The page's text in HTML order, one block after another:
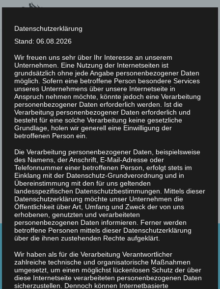
Previous
13. JULI 2024
Datenschutzerklärung
Stand: 06.08.2026
Wir freuen uns sehr über Ihr Interesse an unserem
Unternehmen. Eine Nutzung der Internetseiten ist
grundsätzlich ohne jede Angabe personenbezogener Daten
möglich. Sofern eine betroffene Person besondere Services
unseres Unternehmens über unsere Internetseite in
Anspruch nehmen möchte, könnte jedoch eine Verarbeitung
personenbezogener Daten erforderlich werden. Ist die
Verarbeitung personenbezogener Daten erforderlich und
besteht für eine solche Verarbeitung keine gesetzliche
Grundlage, holen wir generell eine Einwilligung der
betroffenen Person ein.
Die Verarbeitung personenbezogener Daten, beispielsweise
des Namens, der Anschrift, E-Mail-Adresse oder
Telefonnummer einer betroffenen Person, erfolgt stets im
Einklang mit der Datenschutz-Grundverordnung und in
Übereinstimmung mit den für uns geltenden
landesspezifischen Datenschutzbestimmungen. Mittels dieser
Datenschutzerklärung möchte unser Unternehmen die
Öffentlichkeit über Art, Umfang und Zweck der von uns
erhobenen, genutzten und verarbeiteten
personenbezogenen Daten informieren. Ferner werden
betroffene Personen mittels dieser Datenschutzerklärung
über die ihnen zustehenden Rechte aufgeklärt.
Wir haben als für die Verarbeitung Verantwortlicher
zahlreiche technische und organisatorische Maßnahmen
umgesetzt, um einen möglichst lückenlosen Schutz der über
diese Internetseite verarbeiteten personenbezogenen Daten
sicherzustellen. Dennoch können Internetbasierte